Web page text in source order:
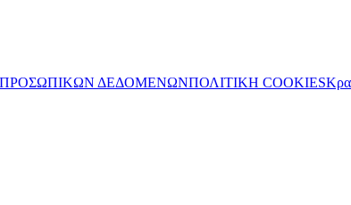
ΠΡΟΣΩΠΙΚΩΝ ΔΕΔΟΜΕΝΩΝΠΟΛΙΤΙΚΗ COOKIES